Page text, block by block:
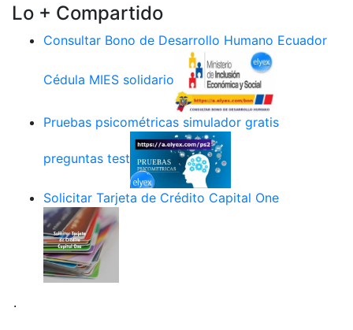
Lo + Compartido
Consultar Bono de Desarrollo Humano Ecuador
Cédula MIES solidario
Pruebas psicométricas simulador gratis
preguntas test
Solicitar Tarjeta de Crédito Capital One
.